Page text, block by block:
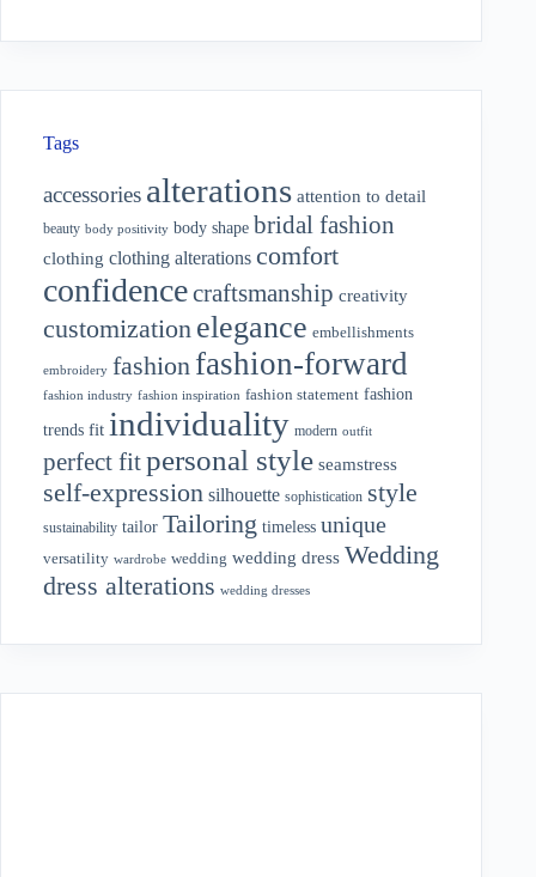
Tags
accessories alterations attention to detail
beauty body positivity body shape bridal fashion
clothing clothing alterations comfort
confidencecraftsmanship creativity
customization elegance embellishments
embroidery fashion fashion-forward
fashion industry fashion inspiration fashion statement fashion
trends fit individuality modern outfit
perfect fitpersonal style seamstress
self-expression silhouette sophistication style
sustainability tailor Tailoring timeless unique
versatility wardrobe wedding wedding dress Wedding
dress alterations wedding dresses